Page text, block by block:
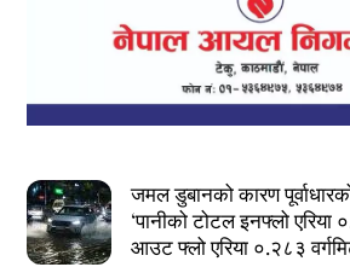
जमल डुबानको कारण
‘पानीको टोटल इनफ्लो एरिया
आउट फ्लो एरिया ०.२८३